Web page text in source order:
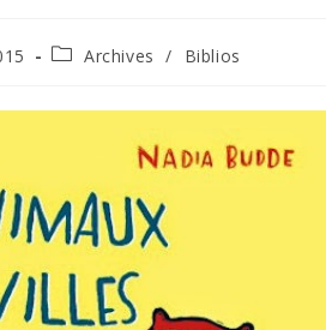
Archives / Biblios